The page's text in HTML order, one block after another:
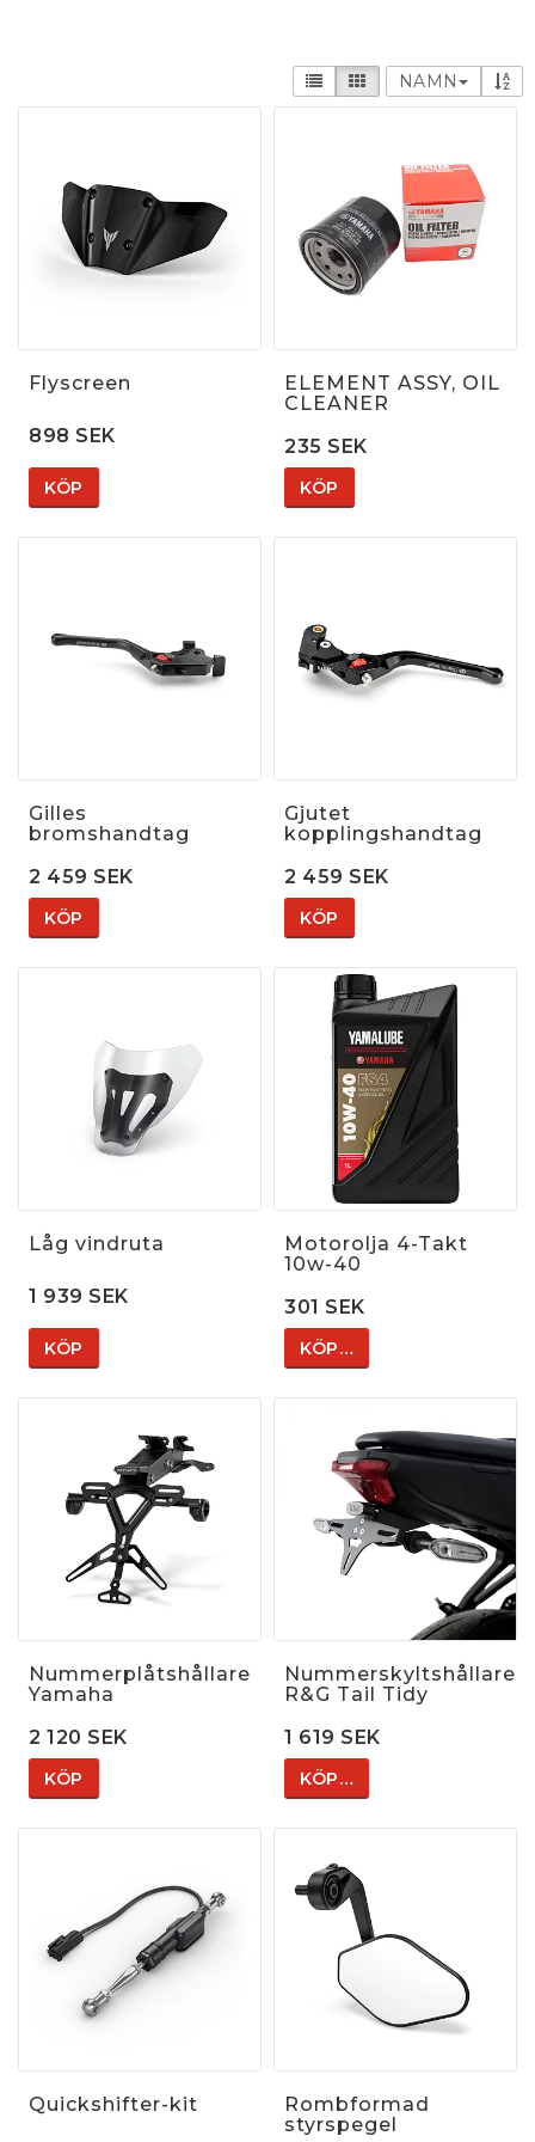
NAMN
Flyscreen
898 SEK
KÖP
ELEMENT ASSY, OIL
CLEANER
235 SEK
KÖP
Gilles
bromshandtag
2 459 SEK
KÖP
Gjutet
kopplingshandtag
2 459 SEK
KÖP
Låg vindruta
1 939 SEK
KÖP
Motorolja 4-Takt
10w-40
301 SEK
KÖP…
Nummerplåtshållare
Yamaha
2 120 SEK
KÖP
Nummerskyltshållare
R&G Tail Tidy
1 619 SEK
KÖP…
Quickshifter-kit
Rombformad
styrspegel